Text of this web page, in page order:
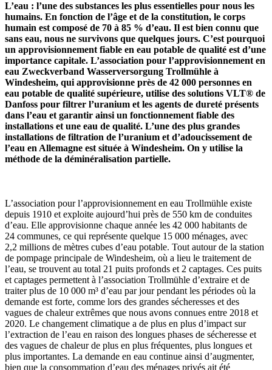
L’eau : l’une des substances les plus essentielles pour nous les
humains. En fonction de l’âge et de la constitution, le corps
humain est composé de 70 à 85 % d’eau. Il est bien connu que
sans eau, nous ne survivons que quelques jours. C’est pourquoi
un approvisionnement fiable en eau potable de qualité est d’une
importance capitale. L’association pour l’approvisionnement en
eau Zweckverband Wasserversorgung Trollmühle à
Windesheim, qui approvisionne près de 42 000 personnes en
eau potable de qualité supérieure, utilise des solutions VLT® de
Danfoss pour filtrer l’uranium et les agents de dureté présents
dans l’eau et garantir ainsi un fonctionnement fiable des
installations et une eau de qualité. L’une des plus grandes
installations de filtration de l’uranium et d’adoucissement de
l’eau en Allemagne est située à Windesheim. On y utilise la
méthode de la déminéralisation partielle.
L’association pour l’approvisionnement en eau Trollmühle existe
depuis 1910 et exploite aujourd’hui près de 550 km de conduites
d’eau. Elle approvisionne chaque année les 42 000 habitants de
24 communes, ce qui représente quelque 15 000 ménages, avec
2,2 millions de mètres cubes d’eau potable. Tout autour de la station
de pompage principale de Windesheim, où a lieu le traitement de
l’eau, se trouvent au total 21 puits profonds et 2 captages. Ces puits
et captages permettent à l’association Trollmühle d’extraire et de
traiter plus de 10 000 m³ d’eau par jour pendant les périodes où la
demande est forte, comme lors des grandes sécheresses et des
vagues de chaleur extrêmes que nous avons connues entre 2018 et
2020. Le changement climatique a de plus en plus d’impact sur
l’extraction de l’eau en raison des longues phases de sécheresse et
des vagues de chaleur de plus en plus fréquentes, plus longues et
plus importantes. La demande en eau continue ainsi d’augmenter,
bien que la consommation d’eau des ménages privés ait été